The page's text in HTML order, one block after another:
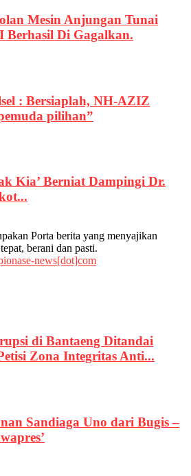
Mesin Anjungan Tunai
Di Gagalkan.
: Bersiaplah, NH-AZIZ
pilihan”
Kia’ Berniat Dampingi Dr.
Porta berita yang menyajikan
berani dan pasti.
news[dot]com
di Bantaeng Ditandai
Zona Integritas Anti...
Sandiaga Uno dari Bugis –